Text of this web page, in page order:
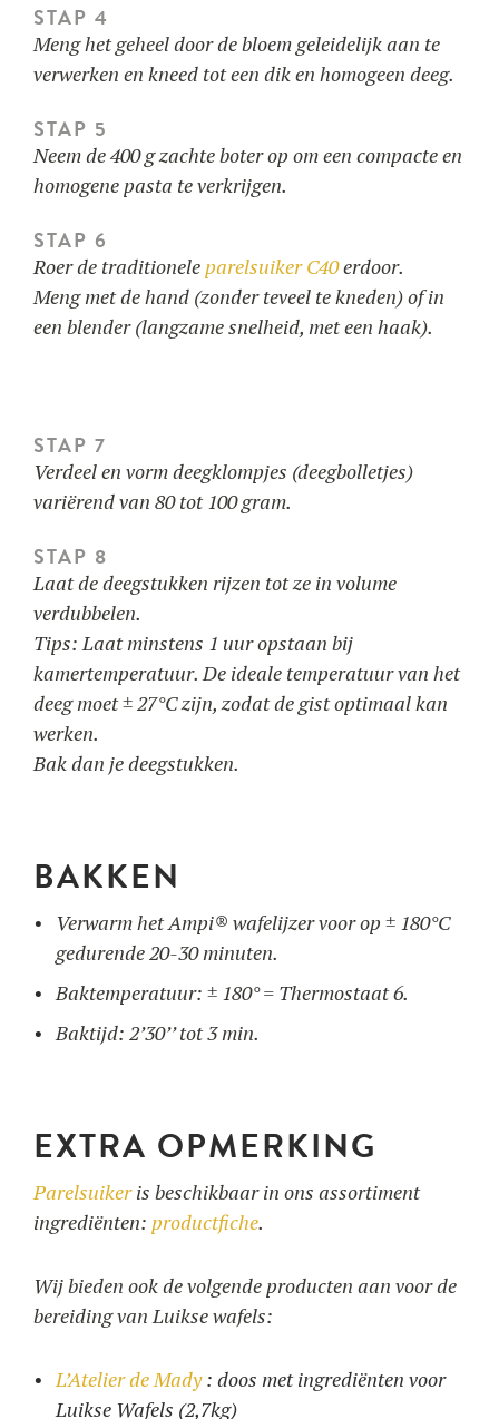
STAP 4
Meng het geheel door de bloem geleidelijk aan te
verwerken en kneed tot een dik en homogeen deeg.
STAP 5
Neem de 400 g zachte boter op om een compacte en
homogene pasta te verkrijgen.
STAP 6
Roer de traditionele parelsuiker C40erdoor.
Meng met de hand (zonder teveel te kneden) of in
een blender (langzame snelheid, met een haak).
STAP 7
Verdeel en vorm deegklompjes (deegbolletjes)
variërend van 80 tot 100 gram.
STAP 8
Laat de deegstukken rijzen tot ze in volume
verdubbelen.
Tips: Laat minstens 1 uur opstaan bij
kamertemperatuur. De ideale temperatuur van het
deeg moet ± 27°C zijn, zodat de gist optimaal kan
werken.
Bak dan je deegstukken.
BAKKEN
Verwarm het Ampi® wafelijzer voor op ± 180°C
gedurende 20-30 minuten.
Baktemperatuur: ± 180° = Thermostaat 6.
Baktijd: 2’30’’ tot 3 min.
EXTRA OPMERKING
Parelsuikeris beschikbaar in ons assortiment
ingrediënten: productfiche.
Wij bieden ook de volgende producten aan voor de
bereiding van Luikse wafels:
L’Atelier de Mady: doos met ingrediënten voor
Luikse Wafels (2,7kg)